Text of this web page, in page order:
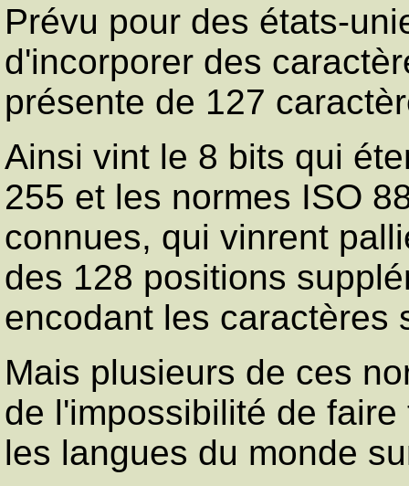
Prévu pour des états-
d'incorporer des
présente de 127
Ainsi vint le 8 bits qui
255 et les normes ISO
connues, qui vinrent
des 128 positions
encodant les caractères
Mais plusieurs de ces
de l'impossibilité de
les langues du monde